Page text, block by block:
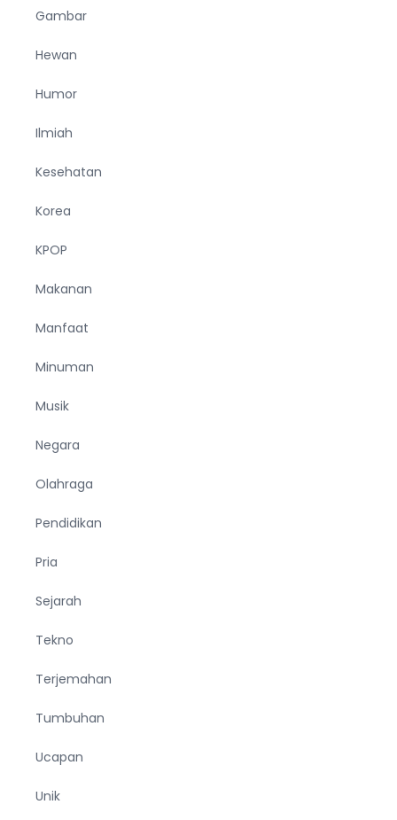
Gambar
Hewan
Humor
Ilmiah
Kesehatan
Korea
KPOP
Makanan
Manfaat
Minuman
Musik
Negara
Olahraga
Pendidikan
Pria
Sejarah
Tekno
Terjemahan
Tumbuhan
Ucapan
Unik